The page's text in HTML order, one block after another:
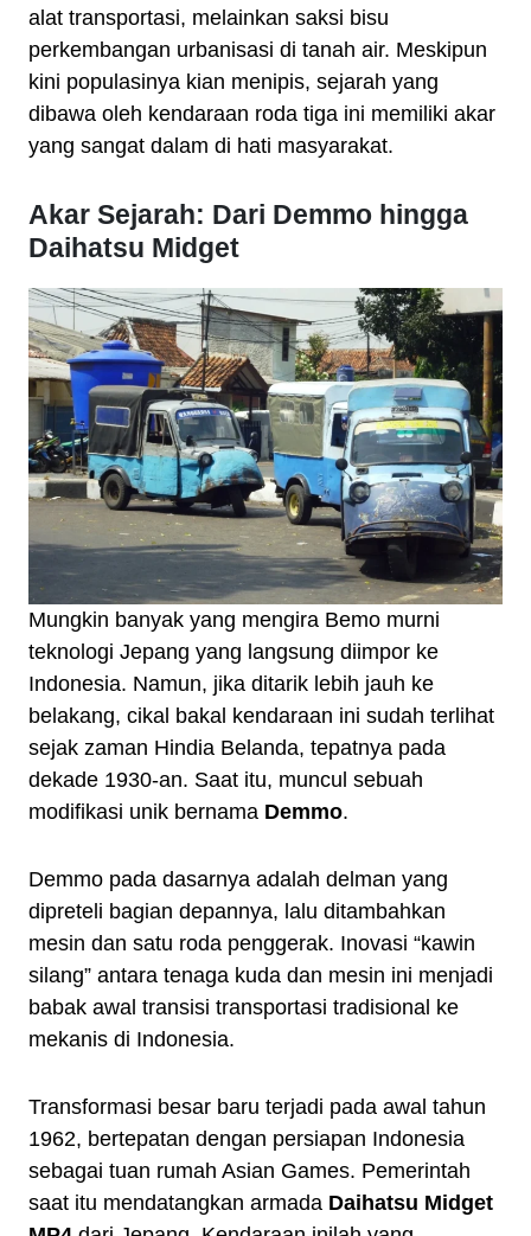
alat transportasi, melainkan saksi bisu
perkembangan urbanisasi di tanah air. Meskipun
kini populasinya kian menipis, sejarah yang
dibawa oleh kendaraan roda tiga ini memiliki akar
yang sangat dalam di hati masyarakat.
Akar Sejarah: Dari Demmo hingga
Daihatsu Midget
Mungkin banyak yang mengira Bemo murni
teknologi Jepang yang langsung diimpor ke
Indonesia. Namun, jika ditarik lebih jauh ke
belakang, cikal bakal kendaraan ini sudah terlihat
sejak zaman Hindia Belanda, tepatnya pada
dekade 1930-an. Saat itu, muncul sebuah
modifikasi unik bernama Demmo.
Demmo pada dasarnya adalah delman yang
dipreteli bagian depannya, lalu ditambahkan
mesin dan satu roda penggerak. Inovasi “kawin
silang” antara tenaga kuda dan mesin ini menjadi
babak awal transisi transportasi tradisional ke
mekanis di Indonesia.
Transformasi besar baru terjadi pada awal tahun
1962, bertepatan dengan persiapan Indonesia
sebagai tuan rumah Asian Games. Pemerintah
saat itu mendatangkan armada Daihatsu Midget